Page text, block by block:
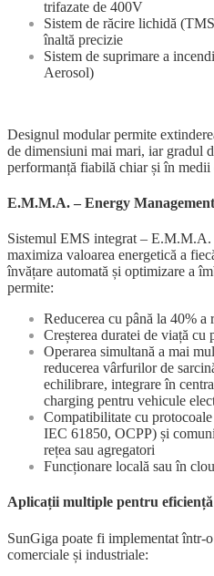
trifazate de 400V
Sistem de răcire lichidă
înaltă precizie
Sistem de suprimare a
Aerosol)
Designul modular permite
de dimensiuni mai mari, iar gradul
performanță fiabilă chiar și în
E.M.M.A. – Energy
Sistemul EMS integrat – E.M.M.A.
maximiza valoarea energetică a
învățare automată și optimizare a
permite:
Reducerea cu până la 40%
Creșterea duratei de viață cu
Operarea simultană a mai
reducerea vârfurilor de
echilibrare, integrare în
charging pentru vehicule
Compatibilitate cu
IEC 61850, OCPP) și
rețea sau agregatori
Funcționare locală sau în
Aplicații multiple pentru eficiență
SunGiga poate fi implementat într-
comerciale și industriale: